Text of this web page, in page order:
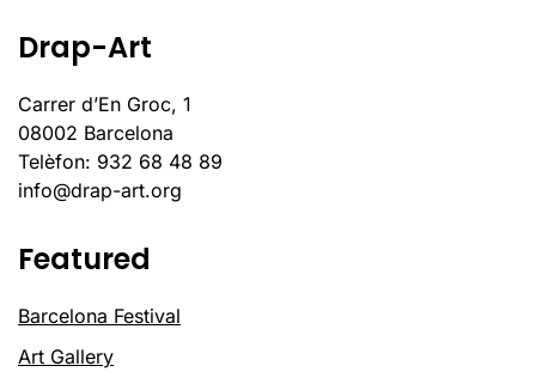
Drap-Art
Carrer d’En Groc, 1
08002 Barcelona
Telèfon: 932 68 48 89
info@drap-art.org
Featured
Barcelona Festival
Art Gallery